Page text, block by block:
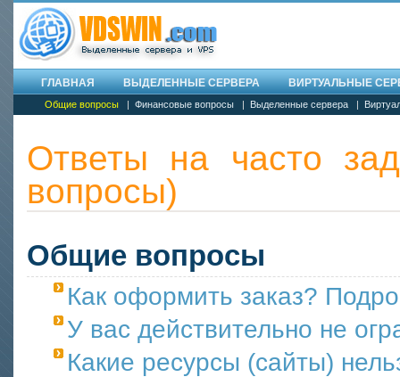
ГЛАВНАЯ ВЫДЕЛЕННЫЕ СЕРВЕРА ВИРТУАЛЬНЫЕ
Общие вопросы | Финансовые вопросы | Выделенные сервера |
Ответы на часто
вопросы)
Общие вопросы
Как оформить заказ?
У вас действительно не
Какие ресурсы (сайты)